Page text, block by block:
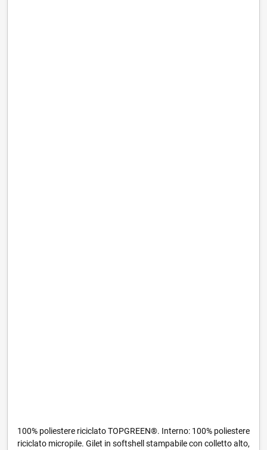
100% poliestere riciclato TOPGREEN®. Interno: 100% poliestere
riciclato micropile. Gilet in softshell stampabile con colletto alto,